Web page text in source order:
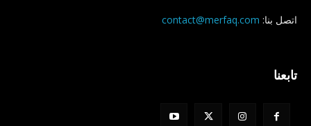
اتصل بنا: contact@merfaq.com
تابعنا